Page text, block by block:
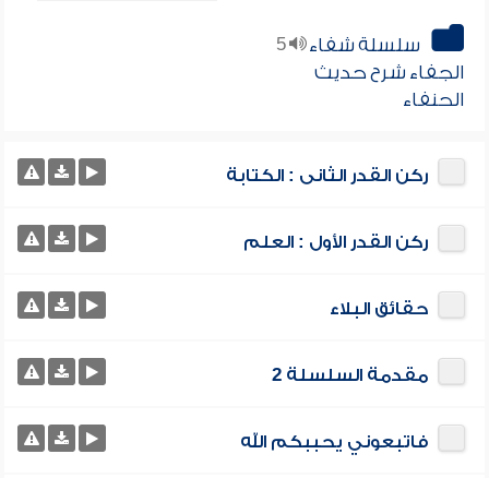
5
سلسلة شفاء
الجفاء شرح حديث
الحنفاء
ركن القدر الثانى : الكتابة
ركن القدر الأول : العلم
حقائق البلاء
مقدمة السلسلة 2
فاتبعوني يحببكم الله